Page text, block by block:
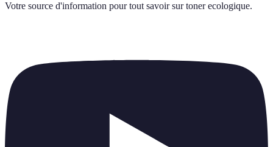
Votre source d'information pour tout savoir sur toner ecologique.